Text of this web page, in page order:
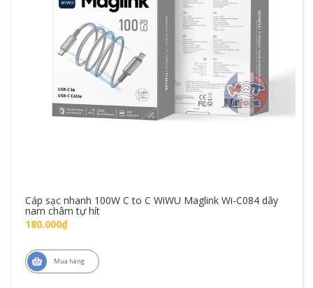
Cáp sạc nhanh 100W C to C WiWU Maglink Wi-C084 dây
nam châm tự hít
180.000₫
Mua hàng